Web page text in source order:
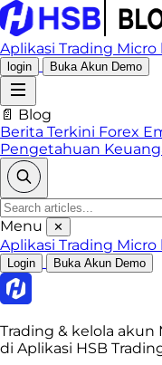
Aplikasi Trading Micro
login Buka Akun Demo
📄 Blog
Berita Terkini Forex
Pengetahuan
Menu ✕
Aplikasi Trading Micro
Login Buka Akun Demo
Trading & kelola akun
di Aplikasi HSB